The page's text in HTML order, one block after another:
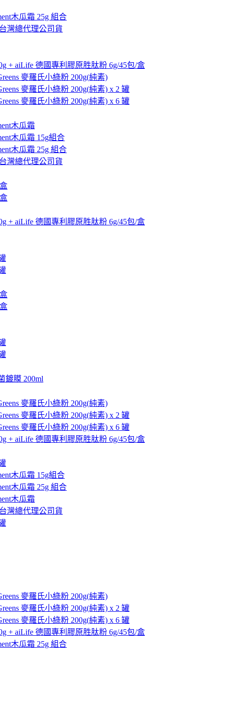
木瓜霜 25g 組合
灣總代理公司貨
+ aiLife 德國專利膠原胜肽粉 6g/45包/盒
麥羅氏小綠粉 200g(純素)
麥羅氏小綠粉 200g(純素) x 2 罐
麥羅氏小綠粉 200g(純素) x 6 罐
木瓜霜
木瓜霜 15g組合
木瓜霜 25g 組合
灣總代理公司貨
+ aiLife 德國專利膠原胜肽粉 6g/45包/盒
鍍膜 200ml
麥羅氏小綠粉 200g(純素)
麥羅氏小綠粉 200g(純素) x 2 罐
麥羅氏小綠粉 200g(純素) x 6 罐
+ aiLife 德國專利膠原胜肽粉 6g/45包/盒
木瓜霜 15g組合
木瓜霜 25g 組合
木瓜霜
灣總代理公司貨
麥羅氏小綠粉 200g(純素)
麥羅氏小綠粉 200g(純素) x 2 罐
麥羅氏小綠粉 200g(純素) x 6 罐
+ aiLife 德國專利膠原胜肽粉 6g/45包/盒
木瓜霜 25g 組合